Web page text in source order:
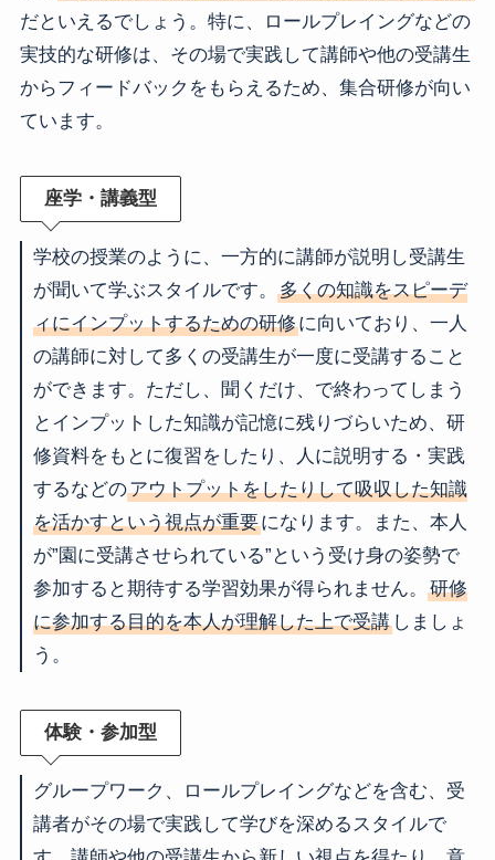
だといえるでしょう。特に、ロールプレイングなどの
実技的な研修は、その場で実践して講師や他の受講生
からフィードバックをもらえるため、集合研修が向い
ています。
座学・講義型
学校の授業のように、一方的に講師が説明し受講生
が聞いて学ぶスタイルです。
多くの知識をスピーデ
ィにインプットするための研修に向いており、一人
の講師に対して多くの受講生が一度に受講すること
ができます。ただし、聞くだけ、で終わってしまう
とインプットした知識が記憶に残りづらいため、研
修資料をもとに復習をしたり、人に説明する・実践
するなどのアウトプットをしたりして吸収した知識
を活かすという視点が重要になります。また、本人
が”園に受講させられている”という受け身の姿勢で
参加すると期待する学習効果が得られません。
研修
に参加する目的を本人が理解した上で受講しましょ
う。
体験・参加型
グループワーク、ロールプレイングなどを含む、受
講者がその場で実践して学びを深めるスタイルで